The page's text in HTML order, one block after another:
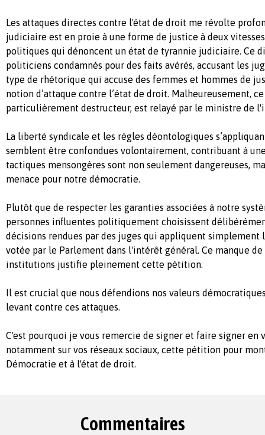
Les attaques directes contre l'état de droit me révolte
judiciaire est en proie à une forme de justice à deux
politiques qui dénoncent un état de tyrannie judiciaire. Ce
politiciens condamnés pour des faits avérés, accusant les
type de rhétorique qui accuse des femmes et hommes de
notion d’attaque contre l’état de droit. Malheureusement,
particulièrement destructeur, est relayé par le ministre de
La liberté syndicale et les règles déontologiques
semblent être confondues volontairement, contribuant à
tactiques mensongères sont non seulement dangereuses,
menace pour notre démocratie.
Plutôt que de respecter les garanties associées à notre
personnes influentes politiquement choisissent
décisions rendues par des juges qui appliquent
votée par le Parlement dans l'intérêt général. Ce manque
institutions justifie pleinement cette pétition.
Il est crucial que nous défendions nos valeurs
levant contre ces attaques.
C'est pourquoi je vous remercie de signer et faire signer en
notamment sur vos réseaux sociaux, cette pétition pour
Démocratie et à l'état de droit.
Commentaires